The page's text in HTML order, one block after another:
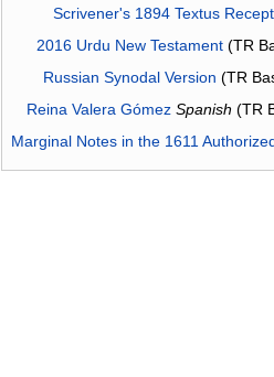
Scrivener's 1894 Textus
2016 Urdu New Testament(TR
Russian Synodal Version (TR
Reina Valera Gómez Spanish (TR
Marginal Notes in the 1611